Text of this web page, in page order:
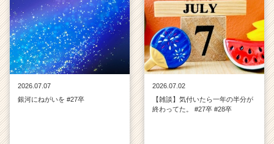
2026.07.07
銀河にねがいを #27卒
2026.07.02
【雑談】気付いたら一年の半分が
終わってた。 #27卒 #28卒